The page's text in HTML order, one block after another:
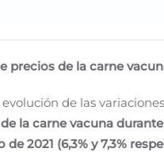
precios de la carne
de las
la carne vacuna durante
de 2021 (6,3% y 7,3%